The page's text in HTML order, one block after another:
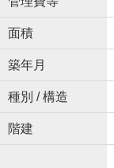
面積
築年月
種別 / 構造
階建